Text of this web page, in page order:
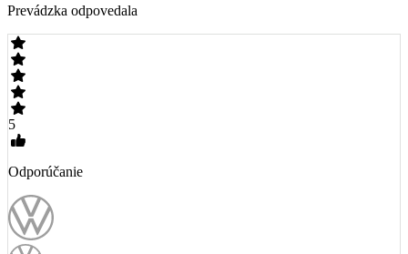
Prevádzka odpovedala
5
Odporúčanie